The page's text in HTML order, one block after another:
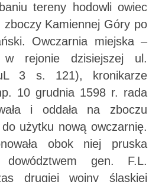
tereny hodowli owiec
zboczy Kamiennej Góry po
Owczarnia miejska –
w rejonie dzisiejszej ul.
3 s. 121), kronikarze
10 grudnia 1598 r. rada
i oddała na zboczu
użytku nową owczarnię.
obok niej pruska
dowództwem gen. F.L.
drugiej wojny śląskiej